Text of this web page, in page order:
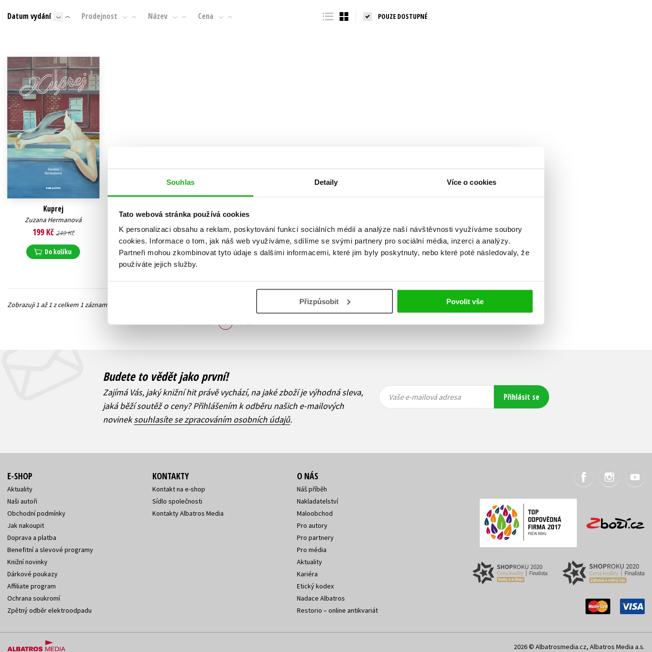
Souhlas Detaily Více o cookies
Tato webová stránka používá cookies
K personalizaci obsahu a reklam, poskytování funkcí sociálních médií a analýze naší návštěvnosti využíváme soubory
cookies. Informace o tom, jak náš web využíváme, sdílíme se svými partnery pro sociální média, inzerci a analýzy.
Partneři mohou zkombinovat tyto údaje s dalšími informacemi, které jim byly poskytnuty, nebo které poté následovaly, že
používáte jejich služby.
Přizpůsobit Povolit vše
Beletrie pro děti
Byznys a ekonomie
Jazyky
Populárně - naučné pro děti
Young adult (SK)
Datum vydání Prodejnost Název Cena POUZE DOSTUPNÉ
Kuprej
Zuzana Hermanová
199 Kč 249 Kč
Do košíku
Zobraz záznamů
Zobrazuji 1 až 1 z celkem 1 záznamů
Předchozí 1 Další
Budete to vědět jako první!
Zajímá Vás, jaký knižní hit právě vychází, na jaké zboží je výhodná sleva,
jaká běží soutěž o ceny? Přihlášením k odběru našich e-mailových
novineksouhlasíte se zpracováním osobních údajů.
Vaše e-
mailová
Vaše e-
mailová
Vaše e-mailová adresa Přihlásit se
E-SHOP
Aktuality
Naši autoři
Obchodní podmínky
Jak nakoupit
Doprava a platba
Benefitní a slevové programy
Knižní novinky
Dárkové poukazy
Affiliate program
Ochrana soukromí
Zpětný odběr elektroodpadu
KONTAKTY
Kontakt na e-shop
Sídlo společnosti
Kontakty Albatros Media
O NÁS
Náš příběh
Nakladatelství
Maloobchod
Pro autory
Pro partnery
Pro média
Aktuality
Kariéra
Etický kodex
Nadace Albatros
Restorio – online antikvariát
2026 © Albatrosmedia.cz, Albatros Media a.s.